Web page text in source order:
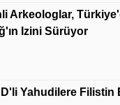
Arkeologlar,
Izini Sürüyor
Yahudilere Filistin